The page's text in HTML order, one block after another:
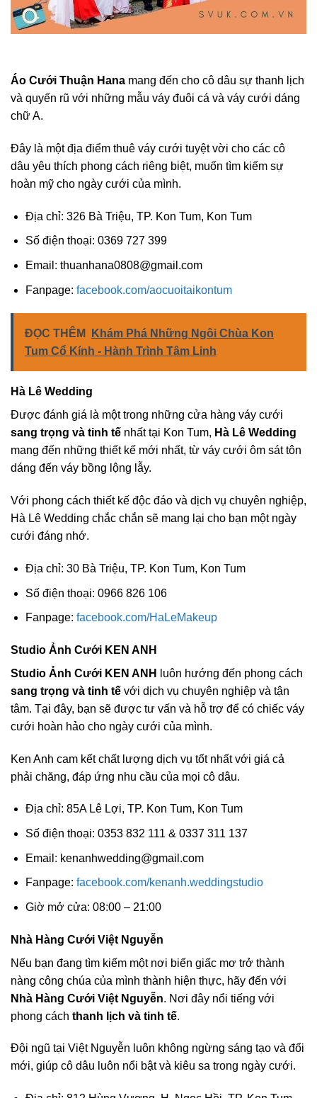
Áo Cưới Thuận Hana mang đến cho cô dâu sự thanh lịch
và quyến rũ với những mẫu váy đuôi cá và váy cưới dáng
chữ A.
Đây là một địa điểm thuê váy cưới tuyệt vời cho các cô
dâu yêu thích phong cách riêng biệt, muốn tìm kiếm sự
hoàn mỹ cho ngày cưới của mình.
Địa chỉ: 326 Bà Triệu, TP. Kon Tum, Kon Tum
Số điện thoại: 0369 727 399
Email: thuanhana0808@gmail.com
Fanpage: facebook.com/aocuoitaikontum
ĐỌC THÊM
Khám Phá Những Ngôi Chùa Kon
Tum Cổ Kính - Hành Trình Tâm Linh
Hà Lê Wedding
Được đánh giá là một trong những cửa hàng váy cưới
sang trọng và tinh tế nhất tại Kon Tum, Hà Lê Wedding
mang đến những thiết kế mới nhất, từ váy cưới ôm sát tôn
dáng đến váy bồng lộng lẫy.
Với phong cách thiết kế độc đáo và dịch vụ chuyên nghiệp,
Hà Lê Wedding chắc chắn sẽ mang lại cho bạn một ngày
cưới đáng nhớ.
Địa chỉ: 30 Bà Triệu, TP. Kon Tum, Kon Tum
Số điện thoại: 0966 826 106
Fanpage: facebook.com/HaLeMakeup
Studio Ảnh Cưới KEN ANH
Studio Ảnh Cưới KEN ANH
luôn hướng đến phong cách
sang trọng và tinh tế với dịch vụ chuyên nghiệp và tận
tâm. Tại đây, bạn sẽ được tư vấn và hỗ trợ để có chiếc váy
cưới hoàn hảo cho ngày cưới của mình.
Ken Anh cam kết chất lượng dịch vụ tốt nhất với giá cả
phải chăng, đáp ứng nhu cầu của mọi cô dâu.
Địa chỉ: 85A Lê Lợi, TP. Kon Tum, Kon Tum
Số điện thoại: 0353 832 111 & 0337 311 137
Email: kenanhwedding@gmail.com
Fanpage: facebook.com/kenanh.weddingstudio
Giờ mở cửa: 08:00 – 21:00
Nhà Hàng Cưới Việt Nguyễn
Nếu bạn đang tìm kiếm một nơi biến giấc mơ trở thành
nàng công chúa của mình thành hiện thực, hãy đến với
Nhà Hàng Cưới Việt Nguyễn. Nơi đây nổi tiếng với
phong cách thanh lịch và tinh tế.
Đội ngũ tại Việt Nguyễn luôn không ngừng sáng tạo và đổi
mới, giúp cô dâu luôn nổi bật và kiêu sa trong ngày cưới.